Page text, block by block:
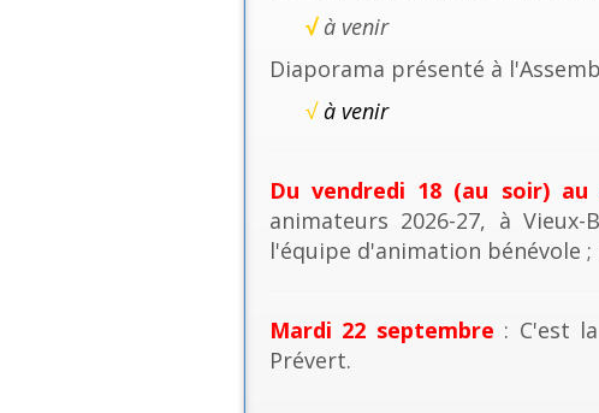
√ à venir
Diaporama présenté à
√à venir
Du vendredi 18 (au soir) au
animateurs 2026-27, à
l'équipe d'animation bénévole
Mardi 22 septembre : C'est
Prévert.